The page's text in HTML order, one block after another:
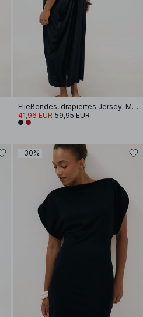
Ärmeln
Fließendes, drapiertes Jersey-Maxikleid
41,96 EUR 59,95 EUR
-30%